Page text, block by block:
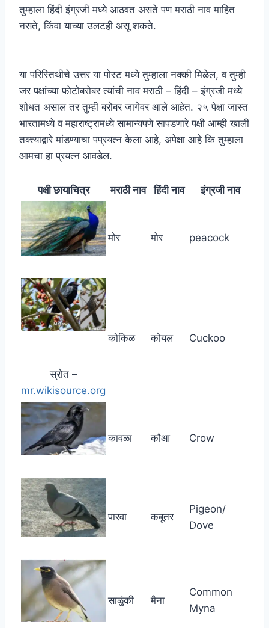
तुम्हाला हिंदी इंग्रजी मध्ये आठवत असते पण मराठी नाव माहित
नसते, किंवा याच्या उलटही असू शकते.
या परिस्तिथीचे उत्तर या पोस्ट मध्ये तुम्हाला नक्की मिळेल, व तुम्ही
जर पक्षांच्या फोटोबरोबर त्यांची नाव मराठी – हिंदी – इंग्रजी मध्ये
शोधत असाल तर तुम्ही बरोबर जागेवर आले आहेत. २५ पेक्षा जास्त
भारतामध्ये व महाराष्ट्रामध्ये सामान्यपणे सापडणारे पक्षी आम्ही खाली
तक्त्याद्वारे मांडण्याचा पप्रयत्न केला आहे, अपेक्षा आहे कि तुम्हाला
आमचा हा प्रयत्न आवडेल.
पक्षी छायाचित्र मराठी नाव हिंदी नाव इंग्रजी नाव
मोर मोर peacock
स्रोत –
mr.wikisource.org
कोकिळ कोयल Cuckoo
कावळा कौआ Crow
पारवा कबूतर
Pigeon/
Dove
साळुंकी मैना
Common
Myna